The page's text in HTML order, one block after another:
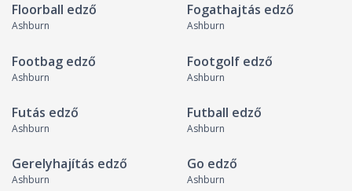
Floorball edző
Ashburn
Fogathajtás edző
Ashburn
Footbag edző
Ashburn
Footgolf edző
Ashburn
Futás edző
Ashburn
Futball edző
Ashburn
Gerelyhajítás edző
Ashburn
Go edző
Ashburn